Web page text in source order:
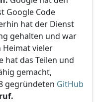
Google Code
hat der Dienst
gehalten und war
vieler
hat das Teilen und
gemacht,
gegründeten GitHub